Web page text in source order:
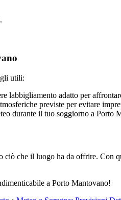
utili:
labbigliamento adatto per
previste per evitare
durante il tuo soggiorno a Porto
che il luogo ha da offrire. Con
a Porto Mantovano!